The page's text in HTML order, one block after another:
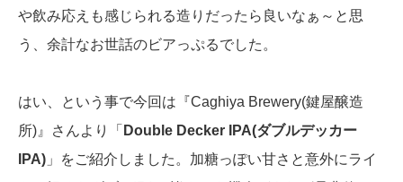
や飲み応えも感じられる造りだったら良いなぁ～と思
う、余計なお世話のビアっぷるでした。
はい、という事で今回は『Caghiya Brewery(鍵屋醸造
所)』さんより「 Double Decker IPA(ダブルデッカー
IPA) 」をご紹介しました。加糖っぽい甘さと意外にライ